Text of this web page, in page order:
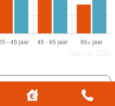
Source: CBS